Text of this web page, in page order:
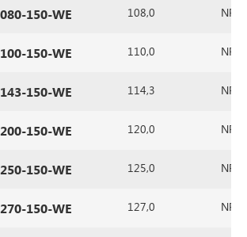
150-WE 108,0 NR/
150-WE 110,0 NR/
150-WE 114,3 NR/
150-WE 120,0 NR/
150-WE 125,0 NR/
150-WE 127,0 NR/